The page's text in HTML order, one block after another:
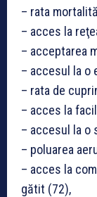
– rata
– acces la
– acceptarea
– accesul la o
– rata de
– acces la
– accesul la o
– poluarea
– acces la
gătit (72),